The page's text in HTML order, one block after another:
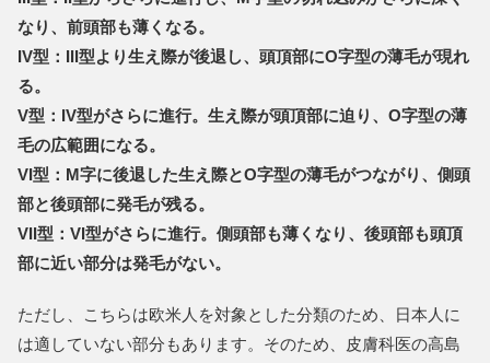
なり、前頭部も薄くなる。
IV型：III型より生え際が後退し、頭頂部にO字型の薄毛が現れ
る。
V型：IV型がさらに進行。生え際が頭頂部に迫り、O字型の薄
毛の広範囲になる。
VI型：M字に後退した生え際とO字型の薄毛がつながり、側頭
部と後頭部に発毛が残る。
VII型：VI型がさらに進行。側頭部も薄くなり、後頭部も頭頂
部に近い部分は発毛がない。
ただし、こちらは欧米人を対象とした分類のため、日本人に
は適していない部分もあります。そのため、皮膚科医の高島